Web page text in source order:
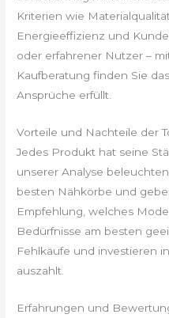
Kriterien wie
Energieeffizienz und
oder erfahrener Nutzer –
Kaufberatung finden Sie
Ansprüche erfüllt.
Vorteile und Nachteile der
Jedes Produkt hat seine
unserer Analyse
besten Nähkörbe und
Empfehlung, welches
Bedürfnisse am besten
Fehlkäufe und investieren
auszahlt.
Erfahrungen und